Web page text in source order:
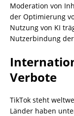
Moderation von
der Optimierung
Nutzung von KI
Nutzerbindung
Verbote
TikTok steht
Länder haben